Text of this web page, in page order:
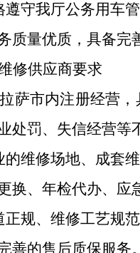
遵守我厅公务用车
质量优质，具备完
修供应商要求
萨市内注册经营
处罚、失信经营等
的维修场地、成套
换、年检代办、应
正规、维修工艺规
善的售后质保服务